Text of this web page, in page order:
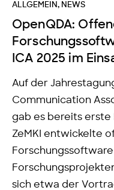
ALLGEMEIN, NEWS
OpenQDA:
ICA 2025 im
Auf der
Communication
gab es bereits
ZeMKI entwickelte
sich etwa der